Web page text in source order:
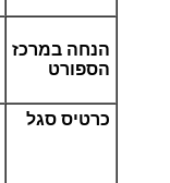
הנחה במרכז
הספורט
כרטיס סגל